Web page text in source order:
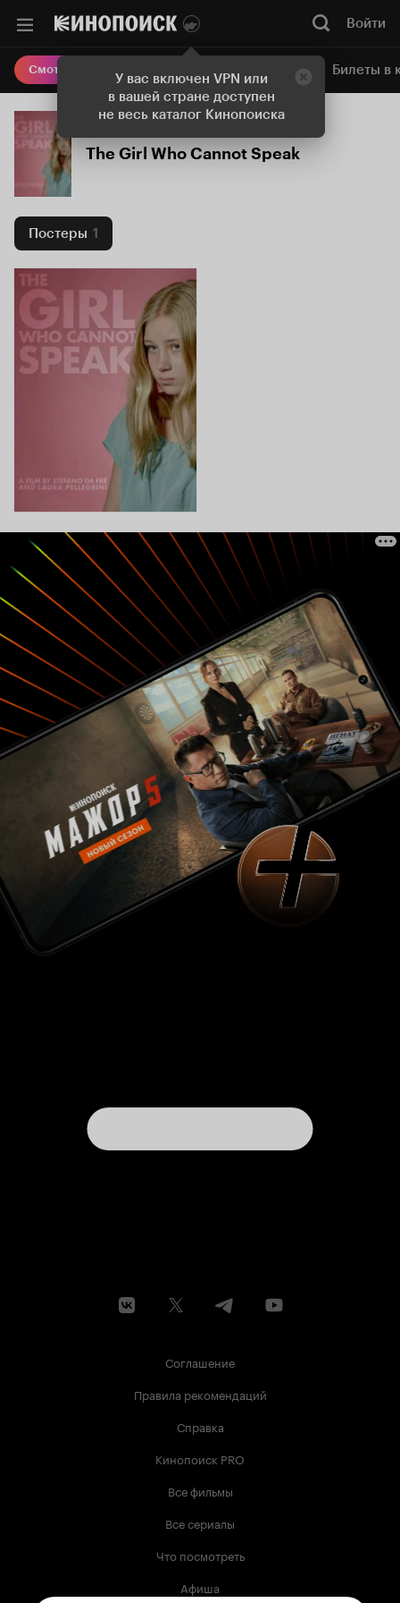
У вас включен VPN или
в вашей стране доступен
не весь каталог Кинопоиска
Войти
Смотреть кино Онлайн-кинотеатр Билеты в
The Girl Who Cannot Speak
Постеры 1
Соглашение
Правила рекомендаций
Справка
Кинопоиск PRO
Все фильмы
Все сериалы
Что посмотреть
Афиша